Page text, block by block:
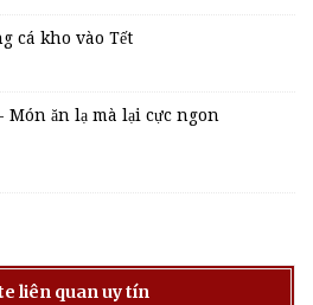
cá kho vào Tết
Món ăn lạ mà lại cực ngon
liên quan uy tín